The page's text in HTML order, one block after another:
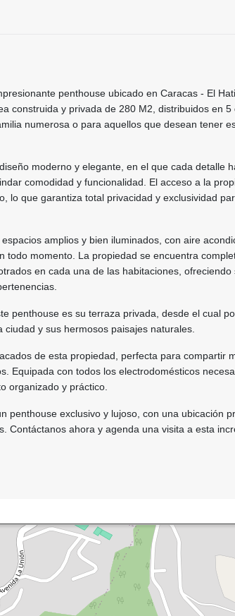
penthouse ubicado en Caracas - El
construida y privada de 280 M2, distribuidos en 5
numerosa o para aquellos que desean tener
moderno y elegante, en el que cada detalle
comodidad y funcionalidad. El acceso a la
lo que garantiza total privacidad y exclusividad
amplios y bien iluminados, con aire
todo momento. La propiedad se encuentra
en cada una de las habitaciones, ofreciendo
penthouse es su terraza privada, desde el cual
y sus hermosos paisajes naturales.
de esta propiedad, perfecta para compartir
Equipada con todos los electrodomésticos
organizado y práctico.
penthouse exclusivo y lujoso, con una ubicación
Contáctanos ahora y agenda una visita a esta